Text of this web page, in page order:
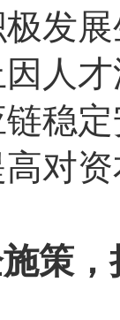
发
人
稳
对
策